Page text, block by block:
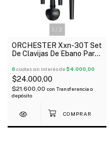
1 / 2
ORCHESTER Xxn-30T Set
De Clavijas De Ebano Para
6 cuotas sin interés de$4.000,00
$24.000,00
$21.600,00 con Transferencia o
depósito